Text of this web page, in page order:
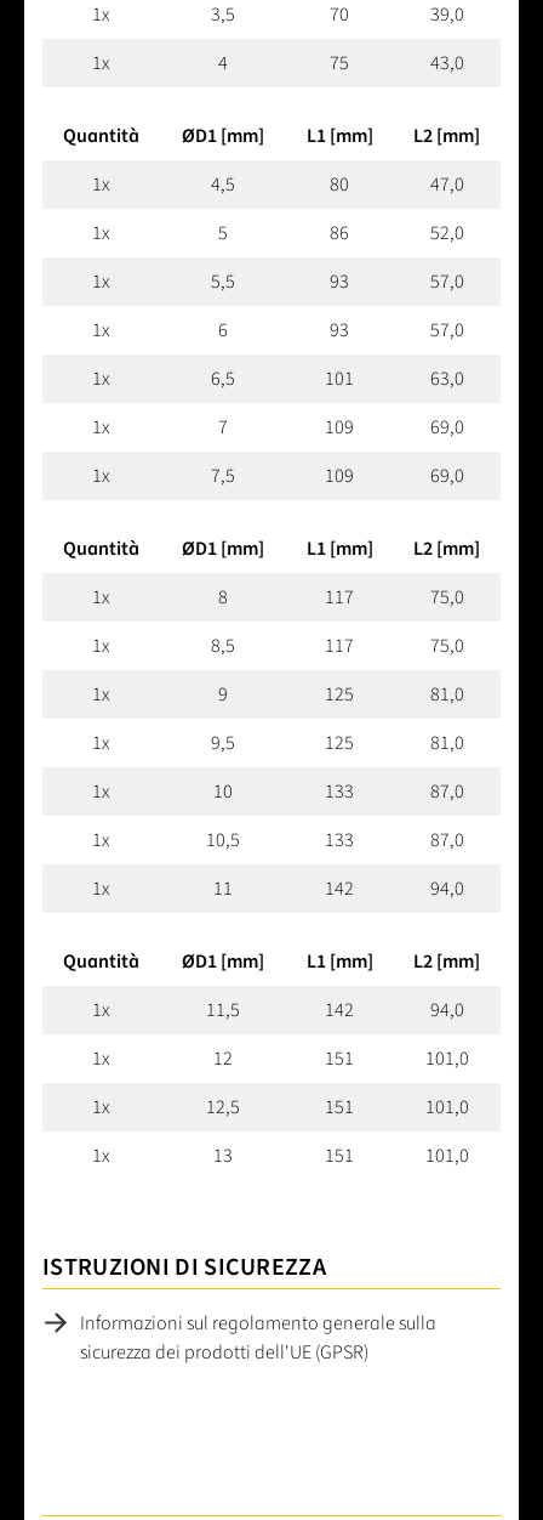
1x
3,5 70
39,0
1x
4 75 43,0
Quantità ØD1 [mm] L1 [mm]
L2 [mm]
1x
4,5 80
47,0
1x
5 86
52,0
1x
5,5 93
57,0
1x
6 93
57,0
1x
6,5 101
63,0
1x
7 109
69,0
1x
7,5 109 69,0
Quantità ØD1 [mm] L1 [mm]
L2 [mm]
1x
8 117
75,0
1x
8,5 117
75,0
1x
9 125
81,0
1x
9,5 125
81,0
1x
10 133
87,0
1x
10,5 133
87,0
1x
11 142 94,0
Quantità ØD1 [mm] L1 [mm]
L2 [mm]
1x
11,5 142
94,0
1x
12 151
101,0
1x
12,5 151
101,0
1x
13 151 101,0
ISTRUZIONI DI SICUREZZA
Informazioni sul regolamento generale sulla
sicurezza dei prodotti dell'UE (GPSR)